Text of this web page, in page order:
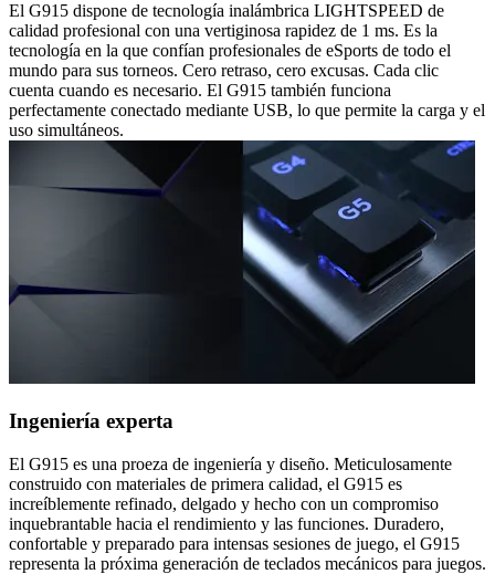
El G915 dispone de tecnología inalámbrica LIGHTSPEED de
calidad profesional con una vertiginosa rapidez de 1 ms. Es la
tecnología en la que confían profesionales de eSports de todo el
mundo para sus torneos. Cero retraso, cero excusas. Cada clic
cuenta cuando es necesario. El G915 también funciona
perfectamente conectado mediante USB, lo que permite la carga y el
uso simultáneos.
Ingeniería experta
El G915 es una proeza de ingeniería y diseño. Meticulosamente
construido con materiales de primera calidad, el G915 es
increíblemente refinado, delgado y hecho con un compromiso
inquebrantable hacia el rendimiento y las funciones. Duradero,
confortable y preparado para intensas sesiones de juego, el G915
representa la próxima generación de teclados mecánicos para juegos.